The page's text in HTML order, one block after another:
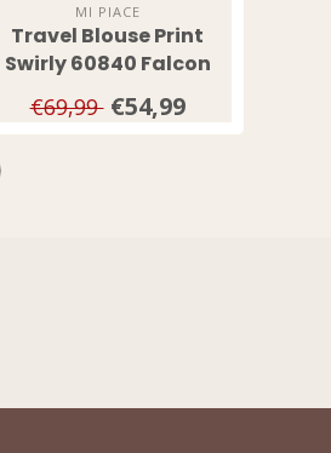
MI PIACE
Travel Blouse Print
Swirly 60840 Falcon
€69,99 €54,99